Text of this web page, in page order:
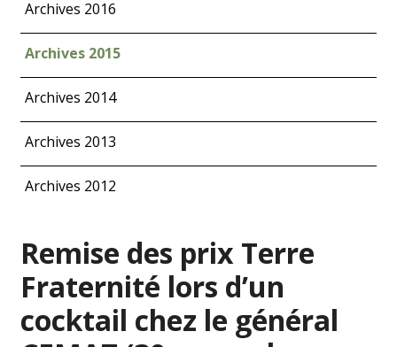
Archives 2016
Archives 2015
Archives 2014
Archives 2013
Archives 2012
Remise des prix Terre
Fraternité lors d’un
cocktail chez le général